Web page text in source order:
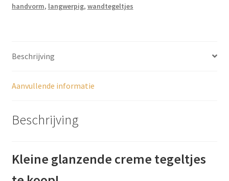
handvorm, langwerpig, wandtegeltjes
Beschrijving
Aanvullende informatie
Beschrijving
Kleine glanzende creme tegeltjes